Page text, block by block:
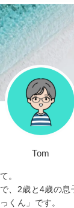
Tom
。
、2歳と4歳の息
くん」です。